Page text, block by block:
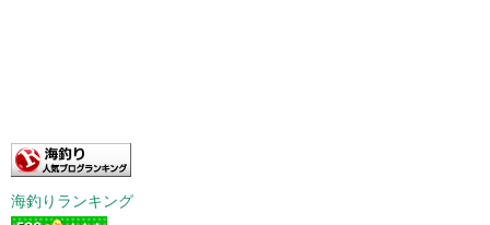
海釣りランキング